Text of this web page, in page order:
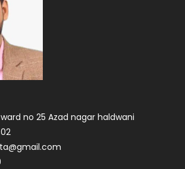
no 25 Azad nagar haldwani